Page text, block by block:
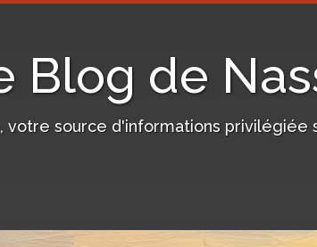
Blog de
votre source d'informations privilégiée